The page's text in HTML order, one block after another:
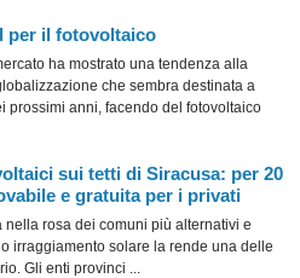
per il fotovoltaico
ha mostrato una tendenza alla
che sembra destinata a
prossimi anni, facendo del fotovoltaico
sui tetti di Siracusa: per 20
e gratuita per i privati
nella rosa dei comuni più alternativi e
irraggiamento solare la rende una delle
Gli enti provinci ...